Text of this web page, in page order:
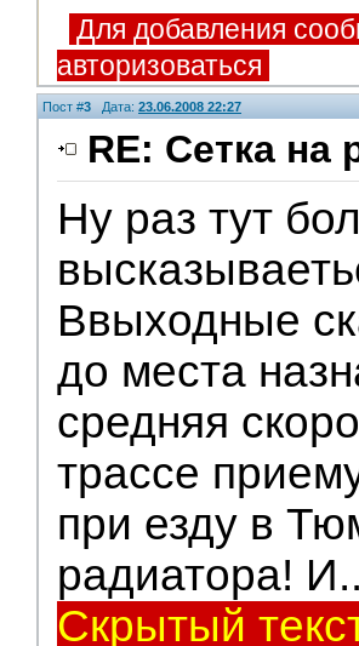
Для добавления
авторизоваться
Пост #3 Дата: 23.06.2008 22:27
RE: Сетка на
Ну раз тут
Ввыходные
до места
средняя
трассе
при езду в
радиатора!
Скрытый